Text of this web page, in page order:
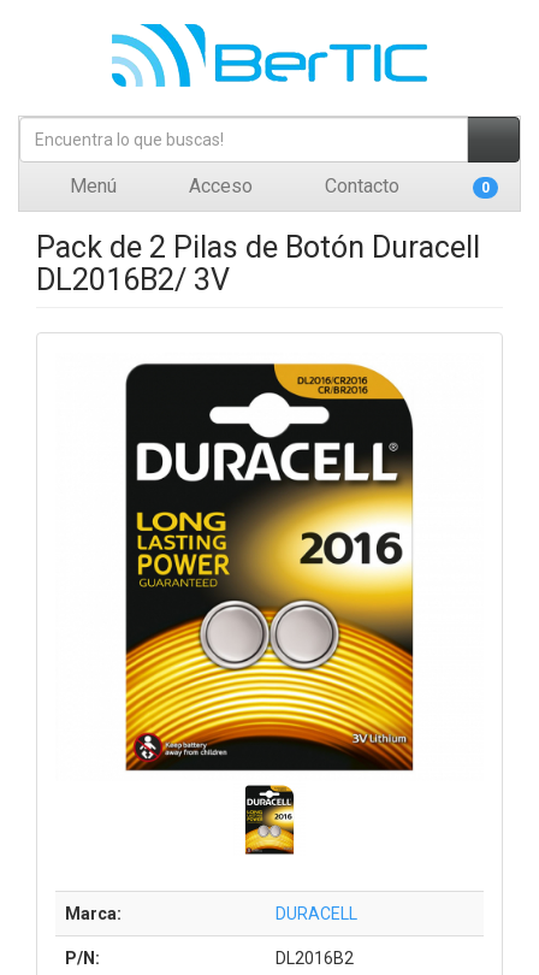
Menú Acceso Contacto 0
Pack de 2 Pilas de Botón Duracell
DL2016B2/ 3V
Marca: DURACELL
P/N: DL2016B2